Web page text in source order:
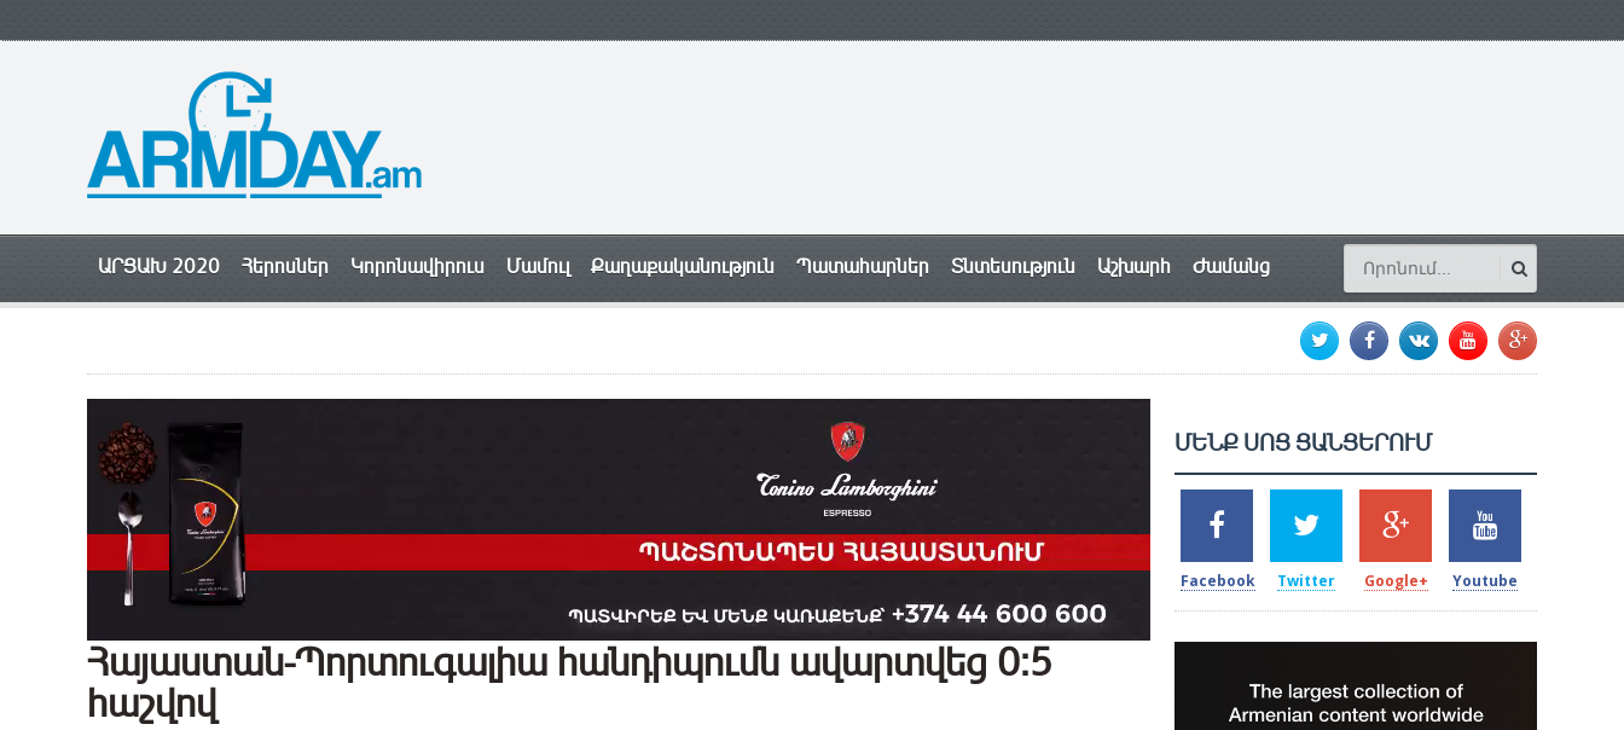
ԱՐՑԱԽ 2020 Հերոսներ Կորոնավիրուս Մամուլ Քաղաքականություն Պատահարներ Տնտեսություն Աշխարհ Ժամանց
Հայաստան-Պորտուգալիա հանդիպումն ավարտվեց 0։5
հաշվով
ՄԵՆՔ ՍՈՑ ՑԱՆՑԵՐՈՒՄ
2k
SHARES
Facebook
1.5k
TWEETS
Twitter
203
SHARES
Google+
620
SHARES
Youtube